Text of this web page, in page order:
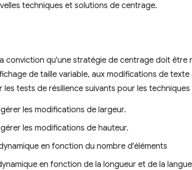
techniques et solutions de centrage.
conviction qu'une stratégie de centrage doit être
de taille variable, aux modifications de
tests de résilience suivants pour les
les modifications de largeur.
les modifications de hauteur.
en fonction du nombre d'éléments
en fonction de la longueur et de la